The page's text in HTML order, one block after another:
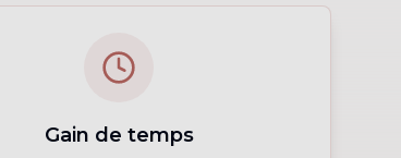
Gain de temps